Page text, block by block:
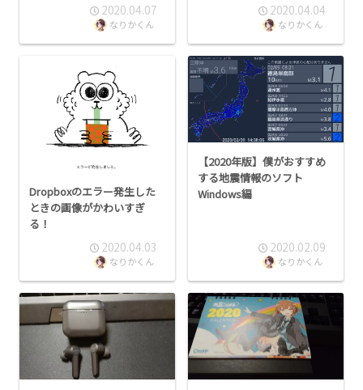
2020.04.07
なりかくん
2020.04.04
なりかくん
Dropboxのエラー発生した
ときの画像がかわいすぎ
る！
2020.04.03
なりかくん
【2020年版】僕がおすすめ
する地震情報のソフト
Windows編
2020.02.09
なりかくん